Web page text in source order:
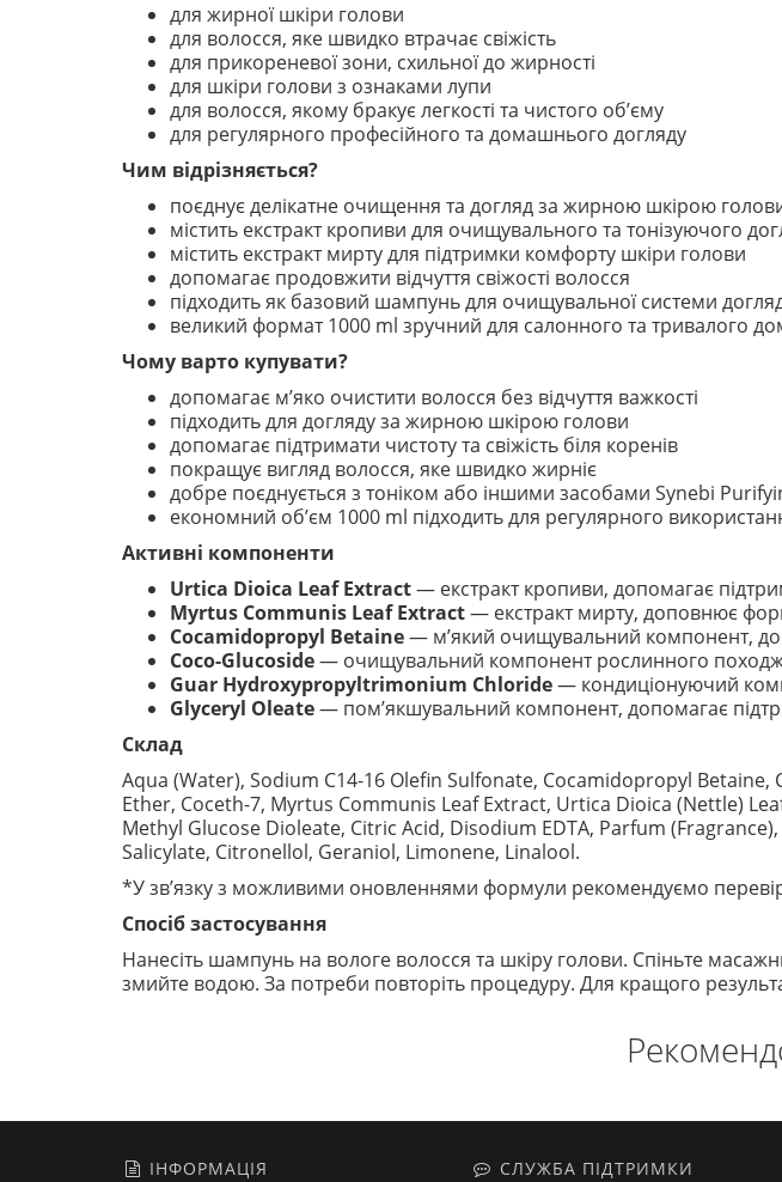
для жирної шкіри голови
для волосся, яке швидко втрачає свіжість
для прикореневої зони, схильної до жирності
для шкіри голови з ознаками лупи
для волосся, якому бракує легкості та чистого об’єму
для регулярного професійного та домашнього догляду
Чим відрізняється?
поєднує делікатне очищення та догляд за жирною шкірою
містить екстракт кропиви для очищувального та тонізуючого
містить екстракт мирту для підтримки комфорту шкіри голови
допомагає продовжити відчуття свіжості волосся
підходить як базовий шампунь для очищувальної системи
великий формат 1000 ml зручний для салонного та тривалого
Чому варто купувати?
допомагає м’яко очистити волосся без відчуття важкості
підходить для догляду за жирною шкірою голови
допомагає підтримати чистоту та свіжість біля коренів
покращує вигляд волосся, яке швидко жирніє
добре поєднується з тоніком або іншими засобами Synebi
економний об’єм 1000 ml підходить для регулярного
Активні компоненти
Urtica Dioica Leaf Extract— екстракт кропиви, допомагає
Myrtus Communis Leaf Extract— екстракт мирту, доповнює
Cocamidopropyl Betaine— м’який очищувальний компонент,
Coco-Glucoside— очищувальний компонент рослинного
Guar Hydroxypropyltrimonium Chloride— кондиціонуючий
Glyceryl Oleate— пом’якшувальний компонент, допомагає
Склад
Aqua (Water), Sodium C14-16 Olefin Sulfonate, Cocamidopropyl Betaine,
Ether, Coceth-7, Myrtus Communis Leaf Extract, Urtica Dioica (Nettle)
Methyl Glucose Dioleate, Citric Acid, Disodium EDTA, Parfum
Salicylate, Citronellol, Geraniol, Limonene, Linalool.
*У зв’язку з можливими оновленнями формули рекомендуємо
Спосіб застосування
Нанесіть шампунь на вологе волосся та шкіру голови. Спіньте
змийте водою. За потреби повторіть процедуру. Для кращого
ІНФОРМАЦІЯ СЛУЖБА ПІДТРИМКИ